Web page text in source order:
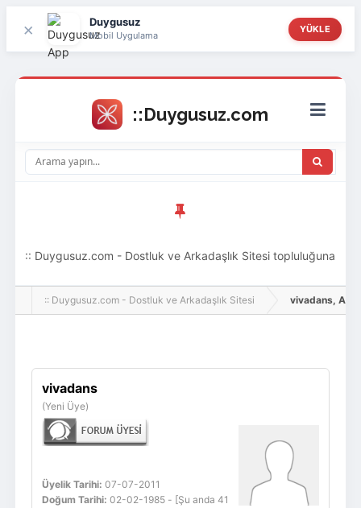
× Duygusuz
Mobil Uygulama
YÜKLE
:: Duygusuz.com - Dostluk ve Arkadaşlık Sitesi topluluğuna
hoş geldin ziyaretçi! Aramıza katılmak istersen kayıt
:: Duygusuz.com - Dostluk ve Arkadaşlık Sitesi vivadans, Adlı
vivadans
(Yeni Üye)
Üyelik Tarihi: 07-07-2011
Doğum Tarihi: 02-02-1985 - [Şu anda 41